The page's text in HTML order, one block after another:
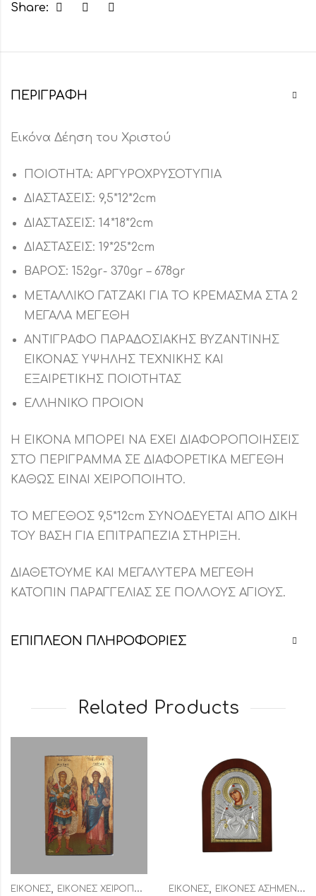
Share:
ΠΕΡΙΓΡΑΦΉ
Εικόνα Δέηση του Χριστού
ΠΟΙΟΤΗΤΑ: ΑΡΓΥΡΟΧΡΥΣΟΤΥΠΙΑ
ΔΙΑΣΤΑΣΕΙΣ: 9,5*12*2cm
ΔΙΑΣΤΑΣΕΙΣ: 14*18*2cm
ΔΙΑΣΤΑΣΕΙΣ: 19*25*2cm
ΒΑΡΟΣ: 152gr- 370gr – 678gr
ΜΕΤΑΛΛΙΚΟ ΓΑΤΖΑΚΙ ΓΙΑ ΤΟ ΚΡΕΜΑΣΜΑ ΣΤΑ 2
ΜΕΓΑΛΑ ΜΕΓΕΘΗ
ΑΝΤΙΓΡΑΦΟ ΠΑΡΑΔΟΣΙΑΚΗΣ ΒΥΖΑΝΤΙΝΗΣ
ΕΙΚΟΝΑΣ ΥΨΗΛΗΣ ΤΕΧΝΙΚΗΣ ΚΑΙ
ΕΞΑΙΡΕΤΙΚΗΣ ΠΟΙΟΤΗΤΑΣ
ΕΛΛΗΝΙΚΟ ΠΡΟΙΟΝ
Η ΕΙΚΟΝΑ ΜΠΟΡΕΙ ΝΑ ΕΧΕΙ ΔΙΑΦΟΡΟΠΟΙΗΣΕΙΣ
ΣΤΟ ΠΕΡΙΓΡΑΜΜΑ ΣΕ ΔΙΑΦΟΡΕΤΙΚΑ ΜΕΓΕΘΗ
ΚΑΘΩΣ ΕΙΝΑΙ ΧΕΙΡΟΠΟΙΗΤΟ.
ΤΟ ΜΕΓΕΘΟΣ 9,5*12cm ΣΥΝΟΔΕΥΕΤΑΙ ΑΠΟ ΔΙΚΗ
ΤΟΥ ΒΑΣΗ ΓΙΑ ΕΠΙΤΡΑΠΕΖΙΑ ΣΤΗΡΙΞΗ.
ΔΙΑΘΕΤΟΥΜΕ ΚΑΙ ΜΕΓΑΛΥΤΕΡΑ ΜΕΓΕΘΗ
ΚΑΤΟΠΙΝ ΠΑΡΑΓΓΕΛΙΑΣ ΣΕ ΠΟΛΛΟΥΣ ΑΓΙΟΥΣ.
ΕΠΙΠΛΈΟΝ ΠΛΗΡΟΦΟΡΊΕΣ
Related Products
ΕΙΚΌΝΕΣ, ΕΙΚΌΝΕΣ ΧΕΙΡΟΠΟΊΗΤΕΣ ΕΙΚΌΝΕΣ, ΕΙΚΌΝΕΣ ΑΣΗΜΈΝΙΕΣ ΟΒΆΛ